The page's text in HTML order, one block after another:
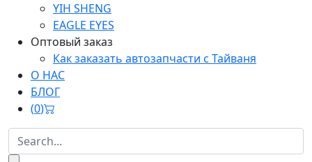
YIH SHENG
EAGLE EYES
Оптовый заказ
Как заказать автозапчасти с Тайваня
О НАС
БЛОГ
(0)